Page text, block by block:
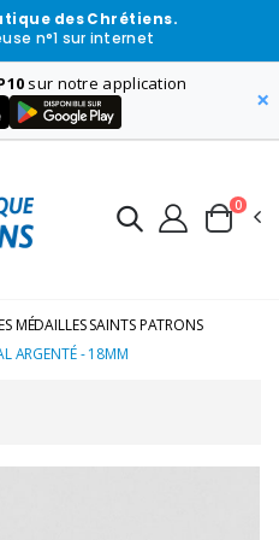
des Chrétiens.
n°1 sur internet
sur notre application
×
0
MÉDAILLES SAINTS PATRONS
ARGENTÉ - 18MM